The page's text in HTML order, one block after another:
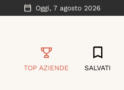
Oggi, 7 agosto 2026
TOP AZIENDE SALVATI